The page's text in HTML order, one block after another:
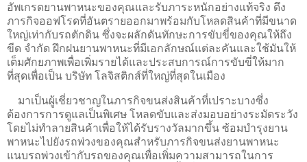
อัพเกรดยานพาหนะของคุณและรับภาระหนักอย่างแท้จริง ดึง
ภารกิจออฟโรดที่อันตรายออกมาพร้อมกับโหลดสินค้าที่มีขนาด
ใหญ่เท่ากับรถตักดิน ซึ่งจะผลักดันทักษะการขับขี่ของคุณให้ถึง
ขีด จำกัด ฝึกฝนยานพาหนะที่มีเอกลักษณ์แต่ละคันและใช้มันให้
เต็มศักยภาพเพื่อเพิ่มรายได้และประสบการณ์การขับขี่ให้มาก
ที่สุดเพื่อเป็น บริษัท โลจิสติกส์ที่ใหญ่ที่สุดในเมือง
มาเป็นผู้เชี่ยวชาญในภารกิจขนส่งสินค้าที่เปราะบางซึ่ง
ต้องการการดูแลเป็นพิเศษ โหลดขับและส่งมอบอย่างระมัดระวัง
โดยไม่ทำลายสินค้าเพื่อให้ได้รับรางวัลมากขึ้น ซ้อมบำรุงยาน
พาหนะไปยังรถพ่วงของคุณสำหรับภารกิจขนส่งยานพาหนะ
แนบรถพ่วงเข้ากับรถของคุณเพื่อเพิ่มความสามารถในการ